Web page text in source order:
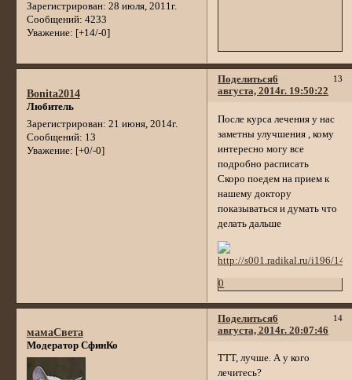
Зарегистрирован: 28 июля, 2011г.
Сообщений: 4233
Уважение: [+14/-0]
Поделиться 13
6
августа, 2014г. 19:50:22
Bonita2014
Любитель
Зарегистрирован: 21 июня, 2014г.
Сообщений: 13
Уважение: [+0/-0]
После курса лечения у нас
заметны улучшения , кому
интересно могу все
подробно расписать
Скоро поедем на прием к
нашему доктору
показываться и думать что
делать дальше
0
Поделиться 14
6
августа, 2014г. 20:07:46
мамаСвета
Модератор СфинКо
ТТТ, лучше. А у кого
лечитесь?